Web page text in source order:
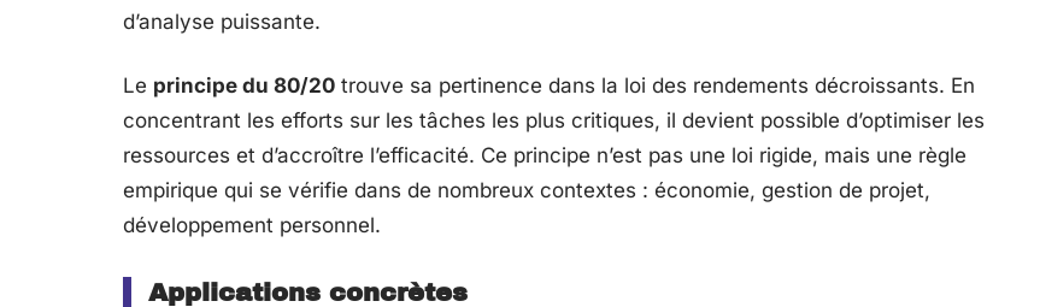
d’analyse puissante.
Le principe du 80/20 trouve sa pertinence dans la loi des rendements décroissants. En
concentrant les efforts sur les tâches les plus critiques, il devient possible d’optimiser les
ressources et d’accroître l’efficacité. Ce principe n’est pas une loi rigide, mais une règle
empirique qui se vérifie dans de nombreux contextes : économie, gestion de projet,
développement personnel.
Applications concrètes